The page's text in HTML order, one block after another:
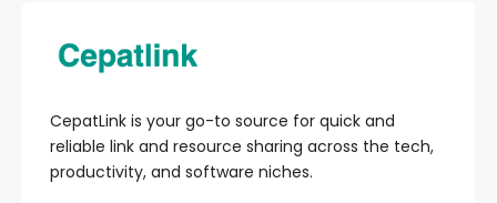
HOME CULINARY & LIFESTYLE
Review Kuliner Gratis
Mudah: Panduan
Lengkap Menjadi Food